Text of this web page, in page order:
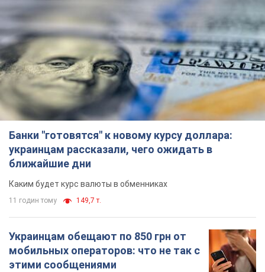
Банки "готовятся" к новому курсу доллара:
украинцам рассказали, чего ожидать в
ближайшие дни
Каким будет курс валюты в обменниках
11 годин тому 149,7 т.
Украинцам обещают по 850 грн от
мобильных операторов: что не так с
этими сообщениями